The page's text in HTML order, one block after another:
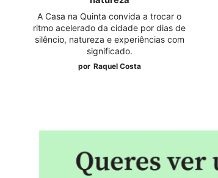
A Casa na Quinta convida a trocar o
ritmo acelerado da cidade por dias de
silêncio, natureza e experiências com
significado.
por Raquel Costa